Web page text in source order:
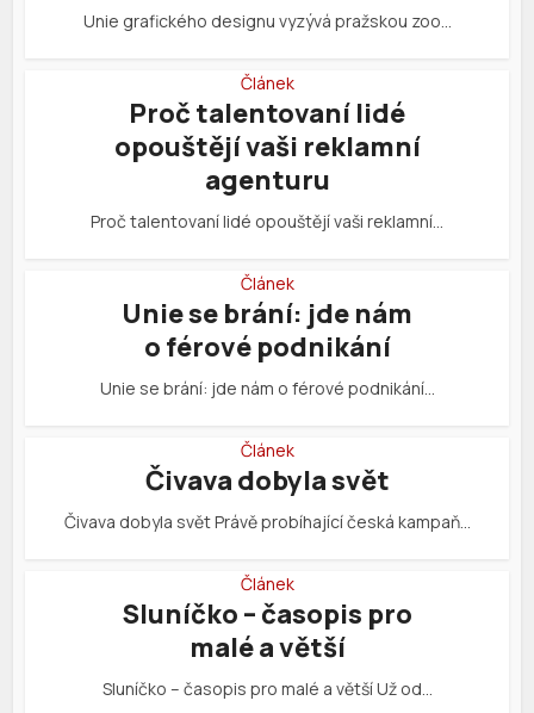
Unie grafického designu vyzývá pražskou zoo…
Článek
Proč talentovaní lidé
opouštějí vaši reklamní
agenturu
Proč talentovaní lidé opouštějí vaši reklamní…
Článek
Unie se brání: jde nám
o férové podnikání
Unie se brání: jde nám o férové podnikání…
Článek
Čivava dobyla svět
Čivava dobyla svět Právě probíhající česká kampaň…
Článek
Sluníčko – časopis pro
malé a větší
Sluníčko – časopis pro malé a větší Už od…